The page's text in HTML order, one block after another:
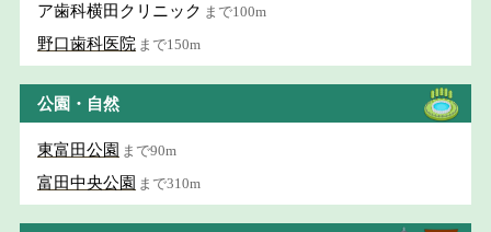
ア歯科横田クリニック まで100m
野口歯科医院 まで150m
公園・自然
東富田公園 まで90m
富田中央公園 まで310m